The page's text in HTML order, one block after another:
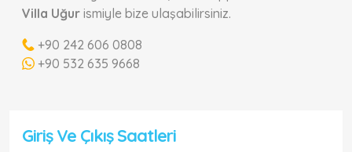
Villa Uğur ismiyle bize ulaşabilirsiniz.
+90 242 606 0808
+90 532 635 9668
Giriş Ve Çıkış Saatleri